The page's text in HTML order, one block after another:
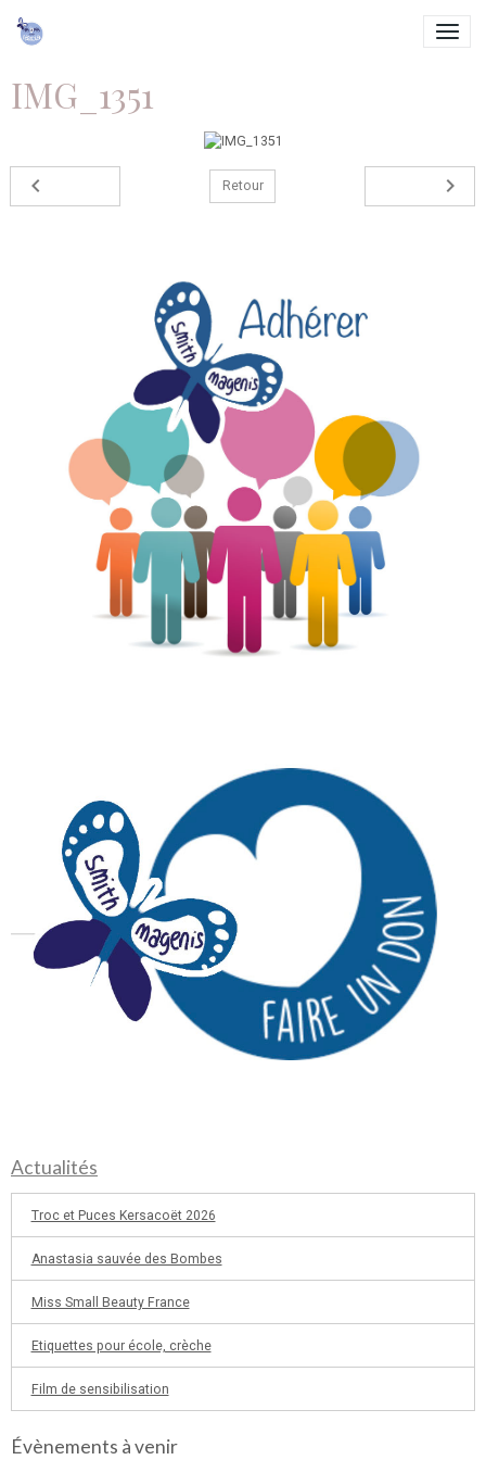
IMG_1351
Retour
Actualités
Troc et Puces Kersacoët 2026
Anastasia sauvée des Bombes
Miss Small Beauty France
Etiquettes pour école, crèche
Film de sensibilisation
Évènements à venir